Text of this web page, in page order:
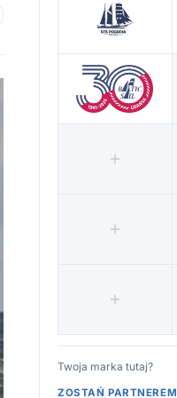
ulubionych
Twoja marka tutaj?
ZOSTAŃ PARTNEREM